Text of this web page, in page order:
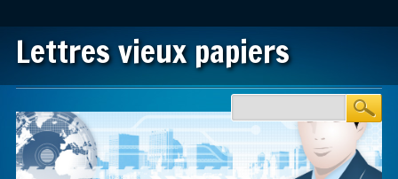
Lettres vieux papiers
Main menu